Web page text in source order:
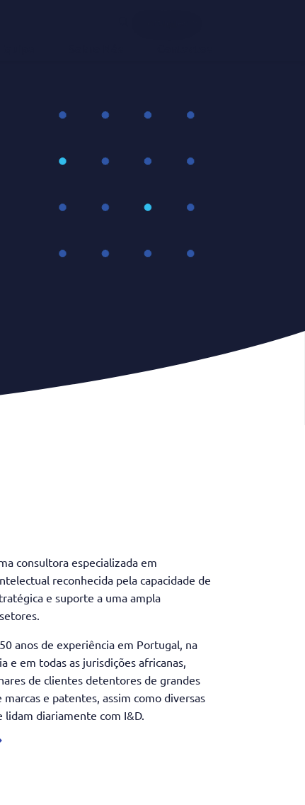
consultora especializada em
reconhecida pela capacidade de
e suporte a uma ampla
anos de experiência em Portugal, na
e em todas as jurisdições africanas,
de clientes detentores de grandes
e patentes, assim como diversas
lidam diariamente com I&D.